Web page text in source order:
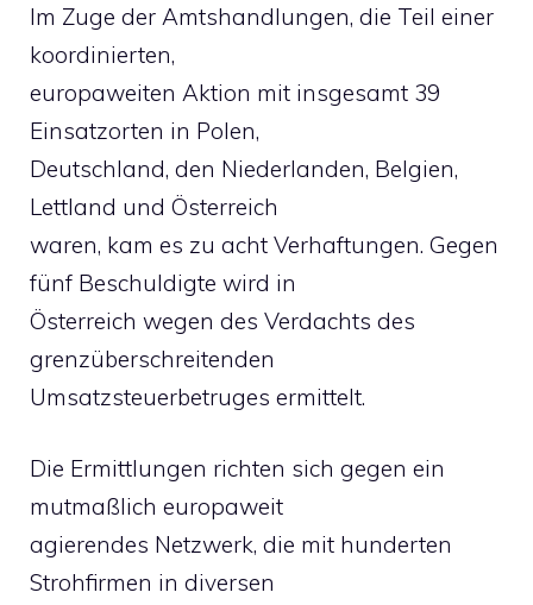
Im Zuge der Amtshandlungen, die Teil einer
koordinierten,
europaweiten Aktion mit insgesamt 39
Einsatzorten in Polen,
Deutschland, den Niederlanden, Belgien,
Lettland und Österreich
waren, kam es zu acht Verhaftungen. Gegen
fünf Beschuldigte wird in
Österreich wegen des Verdachts des
grenzüberschreitenden
Umsatzsteuerbetruges ermittelt.
Die Ermittlungen richten sich gegen ein
mutmaßlich europaweit
agierendes Netzwerk, die mit hunderten
Strohfirmen in diversen